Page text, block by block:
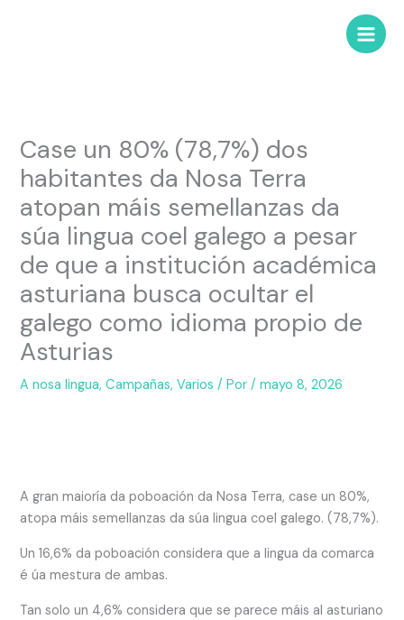
Case un 80% (78,7%) dos
habitantes da Nosa Terra
atopan máis semellanzas da
súa lingua coel galego a pesar
de que a institución académica
asturiana busca ocultar el
galego como idioma propio de
Asturias
A nosa lingua,Campañas,Varios / Por/mayo 8, 2026
A gran maioría da poboación da Nosa Terra, case un 80%,
atopa máis semellanzas da súa lingua coel galego. (78,7%).
Un 16,6% da poboación considera que a lingua da comarca
é úa mestura de ambas.
Tan solo un 4,6% considera que se parece máis al asturiano